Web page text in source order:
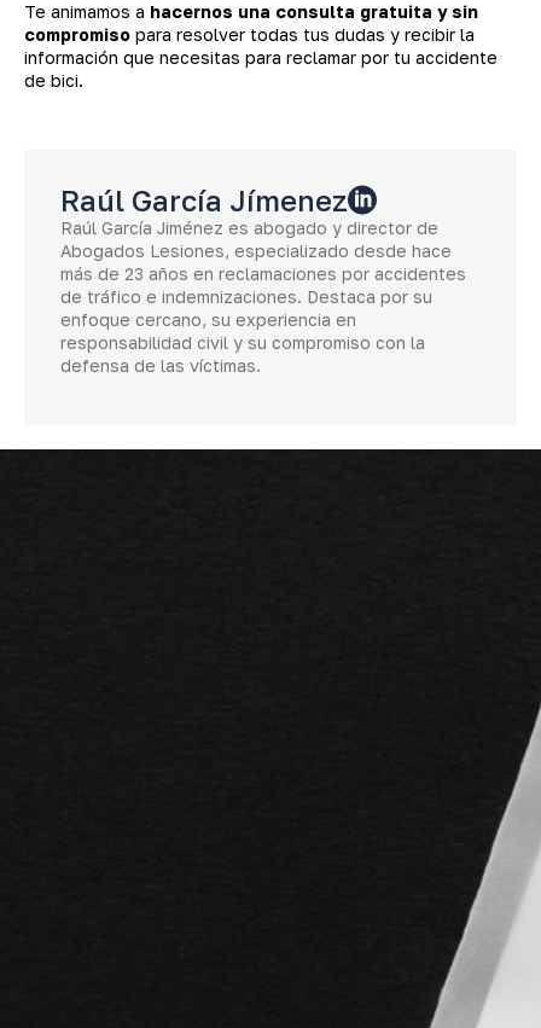
Te animamos a hacernos una consulta gratuita y sin
compromiso para resolver todas tus dudas y recibir la
información que necesitas para reclamar por tu accidente
de bici.
Raúl García Jímenez
Raúl García Jiménez es abogado y director de
Abogados Lesiones, especializado desde hace
más de 23 años en reclamaciones por accidentes
de tráfico e indemnizaciones. Destaca por su
enfoque cercano, su experiencia en
responsabilidad civil y su compromiso con la
defensa de las víctimas.